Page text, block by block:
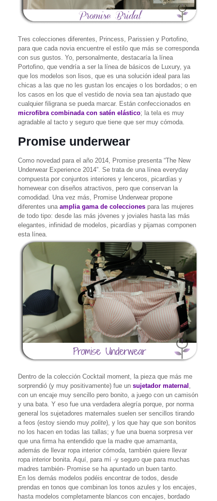
Tres colecciones diferentes, Princess, Parissien y Portofino,
para que cada novia encuentre el estilo que más se corresponda
con sus gustos. Yo, personalmente, destacaría la línea
Portofino, que vendría a ser la línea de básicos de Luxury, ya
que los modelos son lisos, que es una solución ideal para las
chicas a las que no les gustan los encajes o los bordados; o en
los casos en los que el vestido de novia sea tan ajustado que
cualquier filigrana se pueda marcar. Están confeccionados en
microfibra combinada con satén elástico; la tela es muy
agradable al tacto y seguro que tiene que ser muy cómoda.
Promise underwear
Como novedad para el año 2014, Promise presenta “The New
Underwear Experience 2014”. Se trata de una línea everyday
compuesta por conjuntos interiores y lenceros, picardías y
homewear con diseños atractivos, pero que conservan la
comodidad. Una vez más, Promise Underwear propone
diferentes una amplia gama de coleccionespara las mujeres
de todo tipo: desde las más jóvenes y joviales hasta las más
elegantes, infinidad de modelos, picardías y pijamas componen
esta línea.
Dentro de la colección Cocktail moment, la pieza que más me
sorprendió (y muy positivamente) fue un sujetador maternal ,
con un encaje muy sencillo pero bonito, a juego con un camisón
y una bata. Y eso fue una verdadera alegría porque, por norma
general los sujetadores maternales suelen ser sencillos tirando
a feos (estoy siendo muy polite), y los que hay que son bonitos
no los hacen en todas las tallas; y fue una buena sorpresa ver
que una firma ha entendido que la madre que amamanta,
además de llevar ropa interior cómoda, también quiere llevar
ropa interior bonita. Aquí, para mí -y seguro que para muchas
madres también- Promise se ha apuntado un buen tanto.
En los demás modelos podéis encontrar de todos, desde
prendas en tonos que combinan los tonos azules y los encajes,
hasta modelos completamente blancos con encajes, bordado